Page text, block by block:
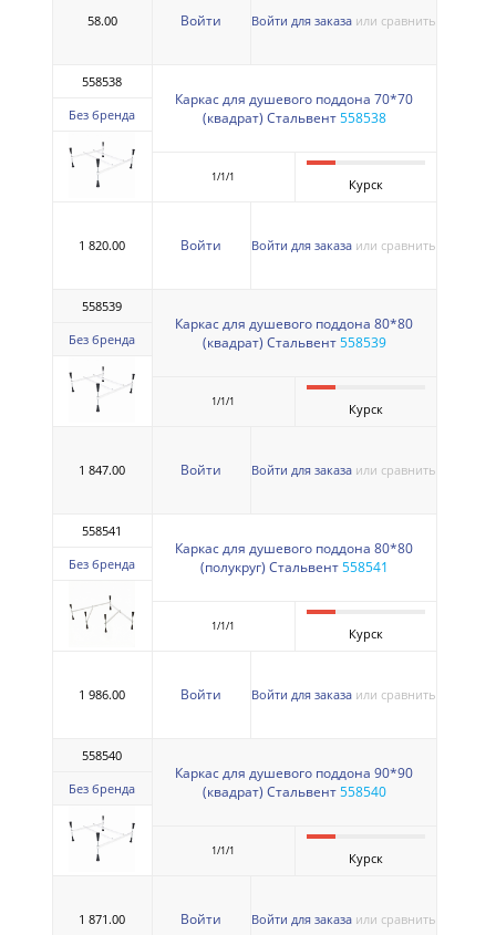
58.00 Войти Войти для заказа или сравнить
558538
Без бренда
Каркас для душевого поддона 70*70
(квадрат) Стальвент 558538
1/1/1 Курск
1 820.00 Войти Войти для заказа или сравнить
558539
Без бренда
Каркас для душевого поддона 80*80
(квадрат) Стальвент 558539
1/1/1 Курск
1 847.00 Войти Войти для заказа или сравнить
558541
Без бренда
Каркас для душевого поддона 80*80
(полукруг) Стальвент 558541
1/1/1 Курск
1 986.00 Войти Войти для заказа или сравнить
558540
Без бренда
Каркас для душевого поддона 90*90
(квадрат) Стальвент 558540
1/1/1 Курск
1 871.00 Войти Войти для заказа или сравнить